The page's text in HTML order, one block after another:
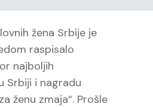
žena Srbije je
raspisalo
najboljih
Srbiji i nagradu
ženu zmaja“. Prošle